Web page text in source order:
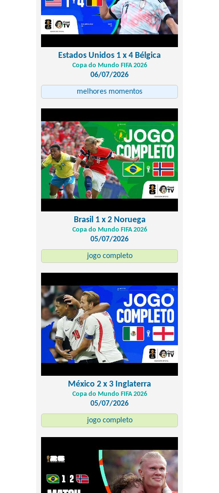
Estados Unidos 1 x 4 Bélgica
Copa do Mundo FIFA 2026
06/07/2026
melhores momentos
Brasil 1 x 2 Noruega
Copa do Mundo FIFA 2026
05/07/2026
jogo completo
México 2 x 3 Inglaterra
Copa do Mundo FIFA 2026
05/07/2026
jogo completo